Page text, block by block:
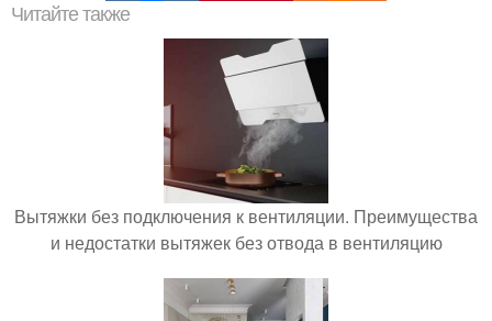
Читайте также
Вытяжки без подключения к вентиляции. Преимущества
и недостатки вытяжек без отвода в вентиляцию